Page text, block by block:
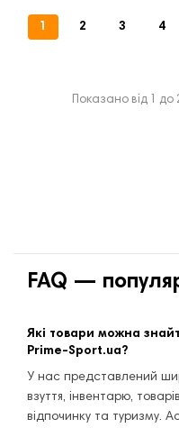
1 2 3 4
Показано від 1 до
FAQ —
Які товари можна
Prime-Sport.ua?
У нас представлений
взуття, інвентарю,
відпочинку та туризму.